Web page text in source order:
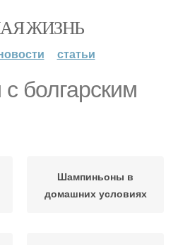
ЖИЗНЬ
статьи
болгарским
Шампиньоны в
домашних условиях